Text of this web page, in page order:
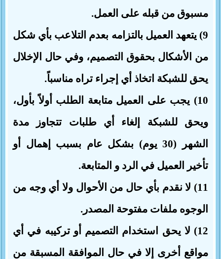
مسبوق من قبله على العمل.
9) يتعهد العميل بالتزامه بعدم التلاعب بأي شكل
من الأشكال بحقوق التصميم، وفي حال الإخلال
يحق للشبكة اتخاذ أي إجراء تراه مناسباً.
10) يجب على العميل متابعة الطلب أولاً بأول،
ويحق للشبكة إلغاء أي طلبات تتجاوز مدة
الشهر (30 يوم) بشكل عام بسبب إهمال أو
تأخير العميل في الرد و المتابعة.
11) لا نقدم بأي حال من الأحوال ولا أي وجه من
الوجوه ملفات مفتوحة المصدر.
12) لا يحق استخدام التصميم أو تركيبه في أي
مواقع أخرى إلا في حال الموافقة المسبقة من